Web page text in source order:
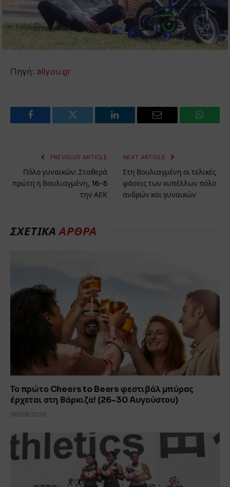
Πηγή: allyou.gr
Facebook Twitter LinkedIn Email
PREVIOUS ARTICLE
Πόλο γυναικών: Σταθερά
πρώτη η Βουλιαγμένη, 16-5
την ΑΕΚ
NEXT ARTICLE
Στη Βουλιαγμένη οι τελικές
φάσεις των κυπέλλων πόλο
ανδρών και γυναικών
ΣΧΕΤΙΚΆΆΡΘΡΑ
Το πρώτο Cheers to Beers φεστιβάλ μπύρας
έρχεται στη Βάρκιζα! (26-30 Aυγούστου)
06/08/2026